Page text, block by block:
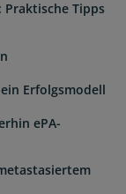
Tipps
Erfolgsmodell
ePA-